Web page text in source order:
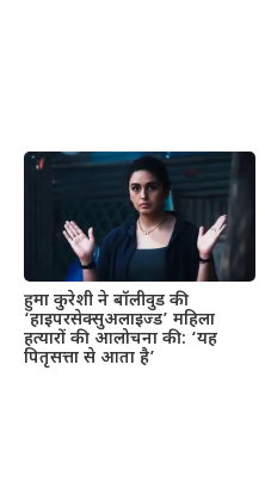
हुमा कुरेशी ने बॉलीवुड की
‘हाइपरसेक्सुअलाइज्ड’ महिला
हत्यारों की आलोचना की: ‘यह
पितृसत्ता से आता है’